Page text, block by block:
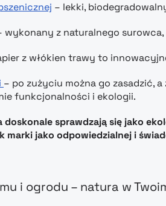
– lekki,
wykonany z naturalnego
z włókien trawy to
– po zużyciu można go zasadzić,
funkcjonalności i ekologii.
doskonale sprawdzają się jako
marki jako odpowiedzialnej i
i ogrodu – natura w